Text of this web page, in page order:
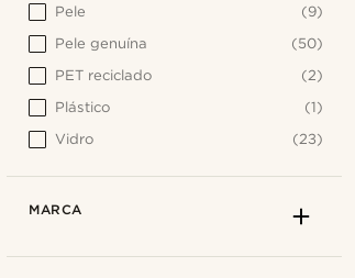
Pele
(9)
Pele genuína
(50)
PET reciclado
(2)
Plástico
(1)
Vidro
(23)
MARCA